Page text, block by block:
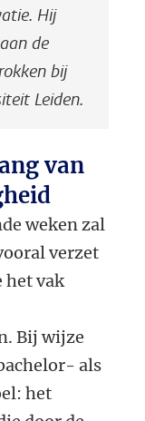
Hij
de
bij
Leiden.
van
weken zal
verzet
het vak
Bij wijze
als
het